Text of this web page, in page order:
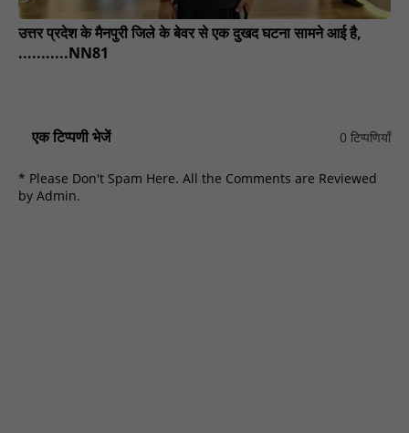
उत्तर प्रदेश के मैनपुरी जिले के बेवर से एक दुखद घटना सामने आई है,
...........NN81
एक टिप्पणी भेजें 0 टिप्पणियाँ
* Please Don't Spam Here. All the Comments are Reviewed
by Admin.